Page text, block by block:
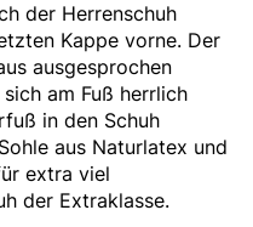
der Herrenschuh
Kappe vorne. Der
ausgesprochen
am Fuß herrlich
in den Schuh
aus Naturlatex und
extra viel
der Extraklasse.